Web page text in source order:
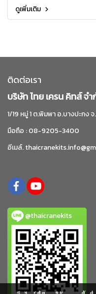
ดูเพิ่มเติม
ติดต่อเรา
บริษัท ไทย เครน คิทส์ จ
1/19 หมู่ 1 ต.พิมพา อ.บางปะกง จ
มือถือ : 08-9205-3400
อีเมล์.
@thaicranekits